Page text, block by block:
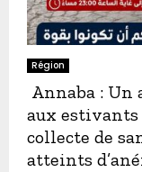
Région
Annaba : Un
aux
collecte de
atteints